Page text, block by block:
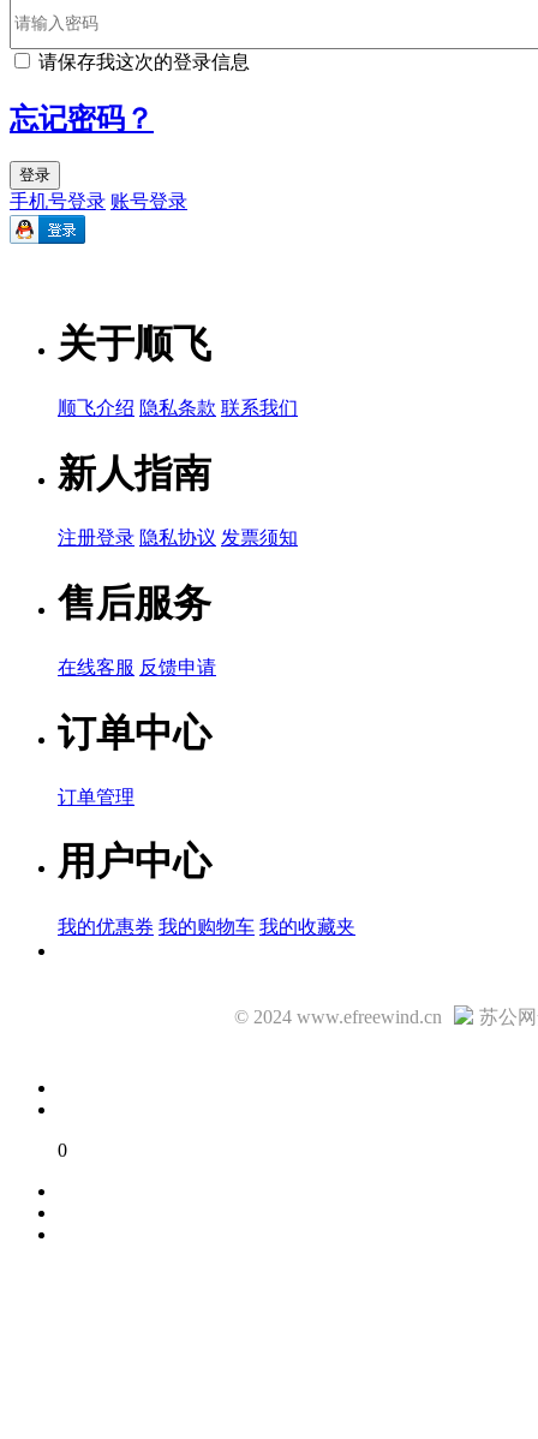
请保存我这次的登录信息
忘记密码？
登录
手机号登录 账号登录
关于顺飞
顺飞介绍 隐私条款 联系我们
新人指南
注册登录 隐私协议 发票须知
售后服务
在线客服 反馈申请
订单中心
订单管理
用户中心
我的优惠券 我的购物车 我的收藏夹
© 2024 www.efreewind.cn 苏公网
0